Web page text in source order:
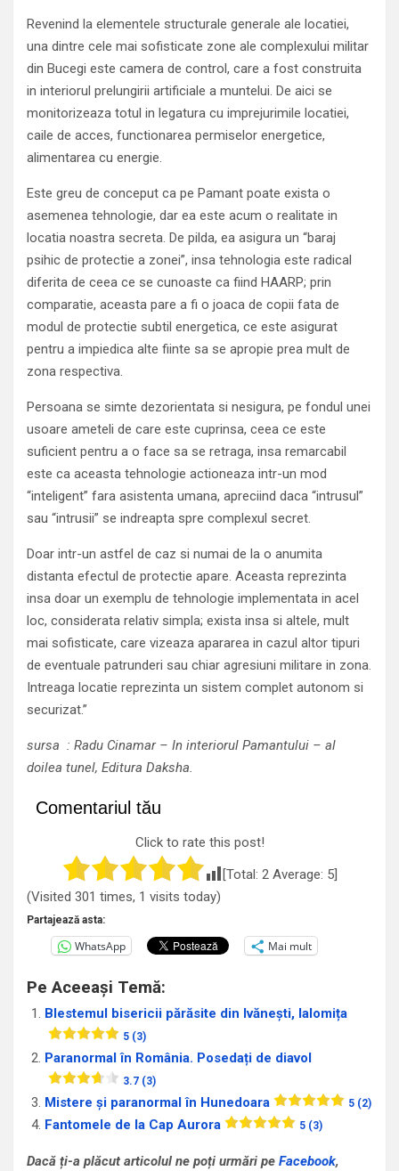
Revenind la elementele structurale generale ale locatiei,
una dintre cele mai sofisticate zone ale complexului militar
din Bucegi este camera de control, care a fost construita
in interiorul prelungirii artificiale a muntelui. De aici se
monitorizeaza totul in legatura cu imprejurimile locatiei,
caile de acces, functionarea permiselor energetice,
alimentarea cu energie.
Este greu de conceput ca pe Pamant poate exista o
asemenea tehnologie, dar ea este acum o realitate in
locatia noastra secreta. De pilda, ea asigura un “baraj
psihic de protectie a zonei”, insa tehnologia este radical
diferita de ceea ce se cunoaste ca fiind HAARP; prin
comparatie, aceasta pare a fi o joaca de copii fata de
modul de protectie subtil energetica, ce este asigurat
pentru a impiedica alte fiinte sa se apropie prea mult de
zona respectiva.
Persoana se simte dezorientata si nesigura, pe fondul unei
usoare ameteli de care este cuprinsa, ceea ce este
suficient pentru a o face sa se retraga, insa remarcabil
este ca aceasta tehnologie actioneaza intr-un mod
“inteligent” fara asistenta umana, apreciind daca “intrusul”
sau “intrusii” se indreapta spre complexul secret.
Doar intr-un astfel de caz si numai de la o anumita
distanta efectul de protectie apare. Aceasta reprezinta
insa doar un exemplu de tehnologie implementata in acel
loc, considerata relativ simpla; exista insa si altele, mult
mai sofisticate, care vizeaza apararea in cazul altor tipuri
de eventuale patrunderi sau chiar agresiuni militare in zona.
Intreaga locatie reprezinta un sistem complet autonom si
securizat.”
sursa : Radu Cinamar – In interiorul Pamantului – al
doilea tunel, Editura Daksha.
Comentariul tău
Click to rate this post!
[Total: 2Average: 5]
(Visited 301 times, 1 visits today)
Partajează asta:
WhatsApp Mai mult
Pe Aceeași Temă:
Blestemul bisericii părăsite din Ivănești, Ialomița
5 (3)
Paranormal în România. Posedați de diavol
3.7 (3)
Mistere și paranormal în Hunedoara 5 (2)
Fantomele de la Cap Aurora 5 (3)
Dacă ți-a plăcut articolul ne poți urmări pe Facebook,